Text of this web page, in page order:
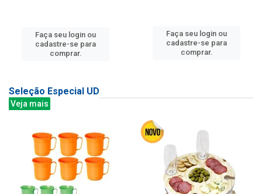
Faça seu login ou
cadastre-se para
comprar.
Faça seu login ou
cadastre-se para
comprar.
Seleção Especial UD
Veja mais